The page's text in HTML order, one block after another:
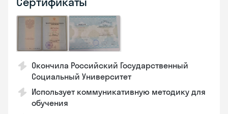
Окончила Российский Государственный
Социальный Университет
Использует коммуникативную методику для
обучения